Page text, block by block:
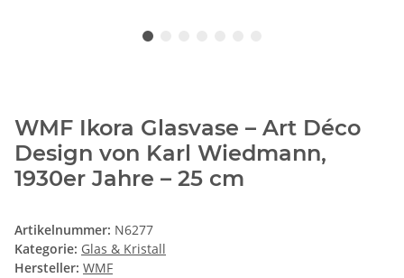
WMF Ikora Glasvase – Art Déco
Design von Karl Wiedmann,
1930er Jahre – 25 cm
Artikelnummer: N6277
Kategorie: Glas & Kristall
Hersteller: WMF